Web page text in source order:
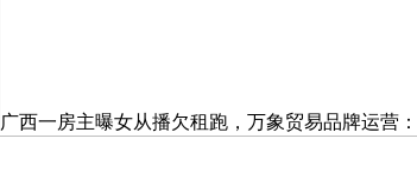
广西一房主曝女从播欠租跑，万象贸易品牌运营